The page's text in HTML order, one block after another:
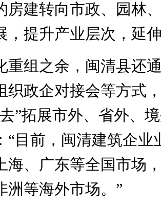
房建转向市政、园林
，提升产业层次，延
组之余，闽清县还通
织政企对接会等方式
”拓展市外、省外、
“目前，闽清建筑企业
海、广东等全国市场
洲等海外市场。”